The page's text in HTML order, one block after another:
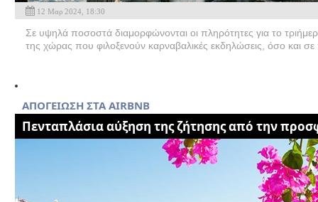
12 Μαρ 2024, 18:30
Σε υψηλά ποσοστά διαμορφώνονται οι πληρότητες για το
της χώρας που φιλοξενούν καρναβαλικές εκδηλώσεις, όσο και
AΠΟΓΕΙΩΣΗ ΣΤΑ AIRBNB
Πενταπλάσια αύξηση της ζήτησης από την